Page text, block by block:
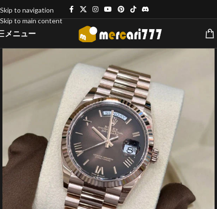
Skip to navigation
Skip to main content
メニュー